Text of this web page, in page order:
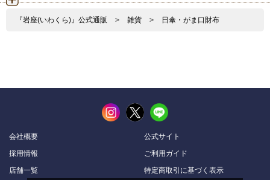
『岩座(いわくら)』公式通販 > 雑貨 > 日傘・がま口財布
会社概要
公式サイト
採用情報
ご利用ガイド
店舗一覧
特定商取引に基づく表示